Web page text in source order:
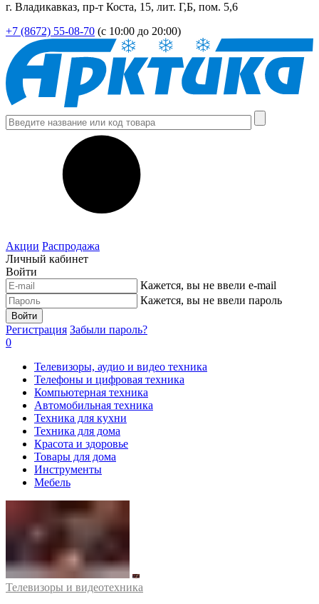
г. Владикавказ, пр-т Коста, 15, лит. Г,Б, пом. 5,6
+7 (8672) 55-08-70 (с 10:00 до 20:00)
Акции Распродажа
Личный кабинет
Войти
Кажется, вы не ввели e-mail
Кажется, вы не ввели пароль
Войти
Регистрация Забыли пароль?
0
Телевизоры, аудио и видео техника
Телефоны и цифровая техника
Компьютерная техника
Автомобильная техника
Техника для кухни
Техника для дома
Красота и здоровье
Товары для дома
Инструменты
Мебель
Телевизоры и видеотехника